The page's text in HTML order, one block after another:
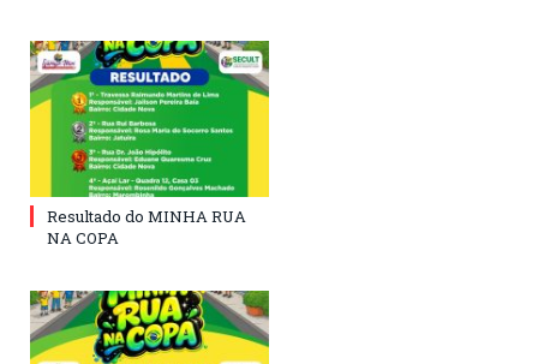
Resultado do MINHA RUA
NA COPA